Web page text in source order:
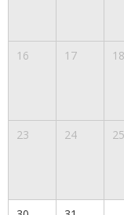
16 17 18
23 24 25